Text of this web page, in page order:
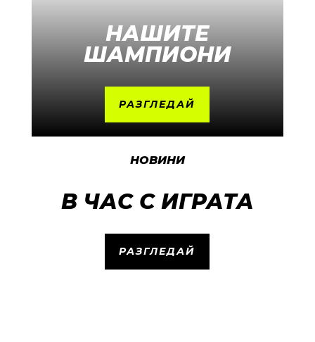
НАШИТЕ
ШАМПИОНИ
РАЗГЛЕДАЙ
НОВИНИ
В ЧАС С ИГРАТА
РАЗГЛЕДАЙ